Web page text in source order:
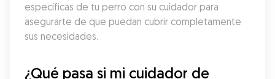
específicas de tu perro con su cuidador para
asegurarte de que puedan cubrir completamente
sus necesidades.
¿Qué pasa si mi cuidador de